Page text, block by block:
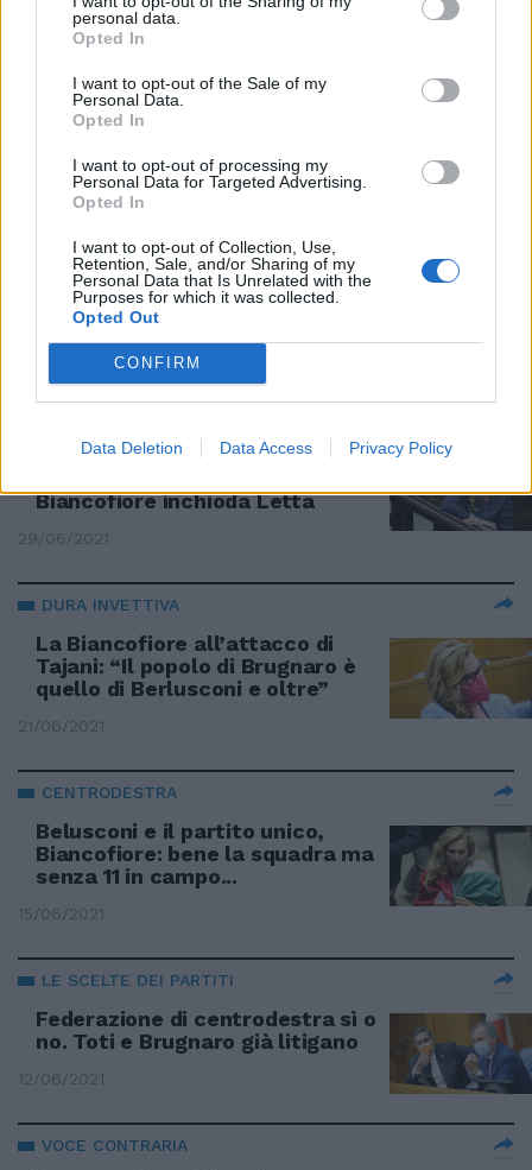
personal data.
Opted In
I want to opt-out of the Sale of my
Personal Data.
Opted In
I want to opt-out of processing my
Personal Data for Targeted Advertising.
Opted In
I want to opt-out of Collection, Use,
Retention, Sale, and/or Sharing of my
Personal Data that Is Unrelated with the
Purposes for which it was collected.
Opted Out
CONFIRM
Data Deletion Data Access Privacy Policy
IN VISTA DELL'AUTUNNO
Mascherina obbligatoria
all’aperto: il partito che vuole
stringere la morsa sugli italiani
01/09/2021
Attentati simbolici per colpire
l'Occidente, la Biancofiore sulle
esplosioni a Kabul
26/08/2021
"Se vuole il favore del popolo, lo
Biancofiore inchioda Letta
29/06/2021
DURA INVETTIVA
La Biancofiore all’attacco di
Tajani: “Il popolo di Brugnaro è
quello di Berlusconi e oltre”
21/06/2021
CENTRODESTRA
Belusconi e il partito unico,
Biancofiore: bene la squadra ma
senza 11 in campo...
15/06/2021
LE SCELTE DEI PARTITI
Federazione di centrodestra sì o
no. Toti e Brugnaro già litigano
12/06/2021
VOCE CONTRARIA